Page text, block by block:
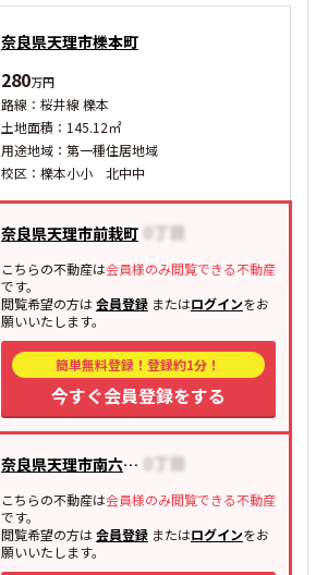
奈良県天理市櫟本町
280万円
路線：桜井線 櫟本
土地面積：145.12㎡
用途地域：第一種住居地域
校区：櫟本小小 北中中
奈良県天理市前栽町
こちらの不動産は会員様のみ閲覧できる不動産
です。
閲覧希望の方は会員登録またはログインをお
願いいたします。
簡単無料登録！登録約1分！
今すぐ会員登録をする
奈良県天理市南六条町
こちらの不動産は会員様のみ閲覧できる不動産
です。
閲覧希望の方は会員登録またはログインをお
願いいたします。